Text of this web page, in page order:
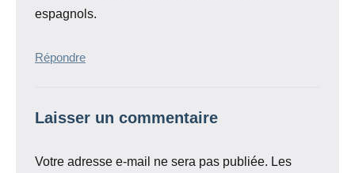
espagnols.
Répondre
Laisser un commentaire
Votre adresse e-mail ne sera pas publiée. Les